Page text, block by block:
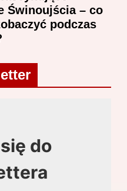
Świnoujścia – co
podczas
do